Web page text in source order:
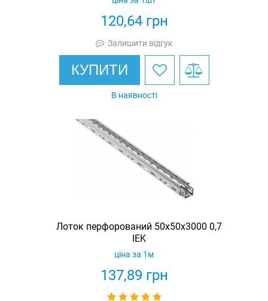
120,64грн
Залишити відгук
КУПИТИ
В наявності
Лоток перфорований 50х50х3000 0,7
IEK
137,89 грн
ціна за 1м